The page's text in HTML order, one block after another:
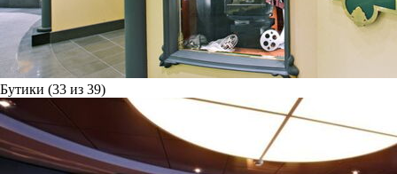
Бутики (33 из 39)